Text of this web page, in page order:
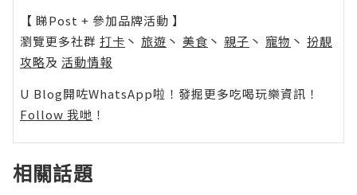
【 睇Post + 參加品牌活動 】
瀏覽更多社群 打卡 丶 旅遊 丶 美食 丶 親子 丶 寵物 丶 扮靚
攻略及 活動情報
U Blog開咗WhatsApp啦！發掘更多吃喝玩樂資訊！
Follow 我哋 ！
相關話題